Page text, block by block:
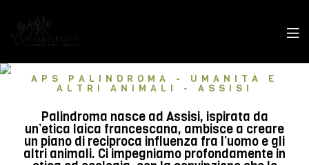
APS PALINDROMA - UMANITÀ E
ALTRI ANIMALI - ASSISI
Palindroma nasce ad Assisi, ispirata da
un’etica laica francescana, ambisce a creare
un piano di reciproca influenza fra l’uomo e gli
altri animali. Ci impegniamo profondamente in